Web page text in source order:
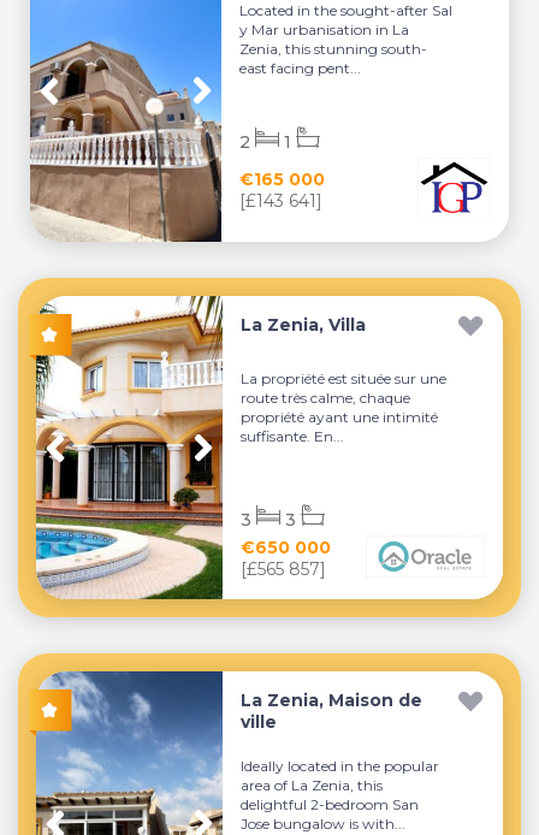
Located in the sought-after Sal
y Mar urbanisation in La
Zenia, this stunning south-
east facing pent...
€165 000
[£143 641]
2 1
La Zenia, Villa
La propriété est située sur une
route très calme, chaque
propriété ayant une intimité
suffisante. En...
€650 000
[£565 857]
3 3
La Zenia, Maison de
ville
Ideally located in the popular
area of La Zenia, this
delightful 2-bedroom San
Jose bungalow is with...